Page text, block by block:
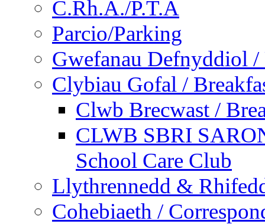
C.Rh.A./P.T.A
Parcio/Parking
Gwefanau Defnyddiol /
Clybiau Gofal /
Clwb Brecwast /
CLWB SBRI
School Care Club
Llythrennedd &
Cohebiaeth /